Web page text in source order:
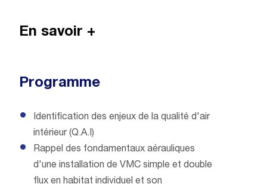
En savoir +
Programme
Identification des enjeux de la qualité d'air
intérieur (Q.A.I)
Rappel des fondamentaux aérauliques
d'une installation de VMC simple et double
flux en habitat individuel et son